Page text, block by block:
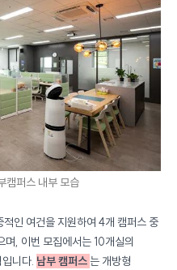
캠퍼스 내부 모습
인 여건을 지원하여 4개 캠퍼스 중
모집에서는 10개실의
니다. 남부 캠퍼스 는 개방형